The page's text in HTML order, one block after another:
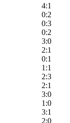
4:1
0:2
0:3
0:2
3:0
2:1
0:1
1:1
2:3
2:1
3:0
1:0
3:1
2:0